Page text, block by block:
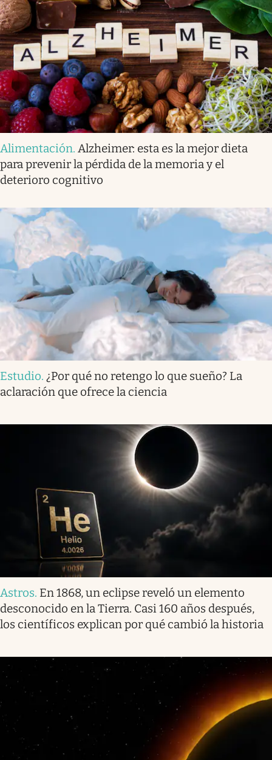
Alimentación. Alzheimer: esta es la mejor dieta
para prevenir la pérdida de la memoria y el
deterioro cognitivo
Estudio. ¿Por qué no retengo lo que sueño? La
aclaración que ofrece la ciencia
Astros. En 1868, un eclipse reveló un elemento
desconocido en la Tierra. Casi 160 años después,
los científicos explican por qué cambió la historia